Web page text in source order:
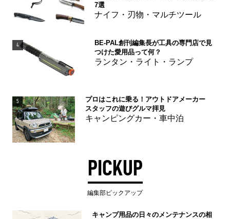
7選
ナイフ・刃物・マルチツール
4
BE-PAL創刊編集長が工具の専門店で見
つけた愛用品って何？
ランタン・ライト・ランプ
5
プロはこれに乗る！アウトドアメーカー
スタッフの遊びグルマ拝見
キャンピングカー・車中泊
PICKUP
編集部ピックアップ
キャンプ用品の日々のメンテナンスの相